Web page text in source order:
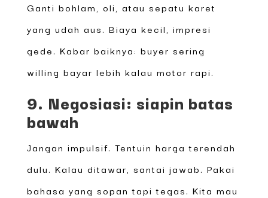
Ganti bohlam, oli, atau sepatu karet
yang udah aus. Biaya kecil, impresi
gede. Kabar baiknya: buyer sering
willing bayar lebih kalau motor rapi.
9. Negosiasi: siapin batas
bawah
Jangan impulsif. Tentuin harga terendah
dulu. Kalau ditawar, santai jawab. Pakai
bahasa yang sopan tapi tegas. Kita mau